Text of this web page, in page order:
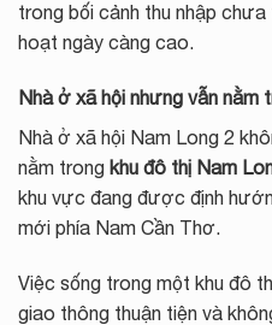
trong bối cảnh thu nhập chưa
hoạt ngày càng cao.
Nhà ở xã hội nhưng vẫn nằm
Nhà ở xã hội Nam Long 2
nằm trong khu đô thị Nam
khu vực đang được định
mới phía Nam Cần Thơ.
Việc sống trong một khu đô
giao thông thuận tiện và